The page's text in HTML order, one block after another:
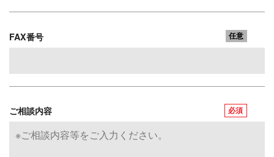
FAX番号 任意
ご相談内容 必須